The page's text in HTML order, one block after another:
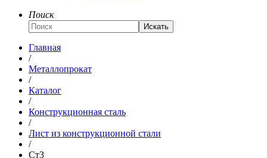
Поиск
Искать
Главная
/
Металлопрокат
/
Каталог
/
Конструкционная сталь
/
Лист из конструкционной стали
/
Ст3